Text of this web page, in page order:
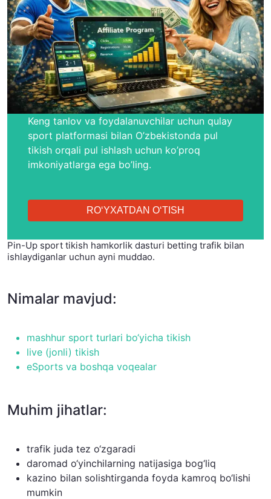
Keng tanlov va foydalanuvchilar uchun qulay
sport platformasi bilan O’zbekistonda pul
tikish orqali pul ishlash uchun ko’proq
imkoniyatlarga ega bo’ling.
RO‘YXATDAN O‘TISH
Pin-Up sport tikish hamkorlik dasturi betting trafik bilan
ishlaydiganlar uchun ayni muddao.
Nimalar mavjud:
mashhur sport turlari bo‘yicha tikish
live (jonli) tikish
eSports va boshqa voqealar
Muhim jihatlar:
trafik juda tez o‘zgaradi
daromad o‘yinchilarning natijasiga bog‘liq
kazino bilan solishtirganda foyda kamroq bo‘lishi
mumkin